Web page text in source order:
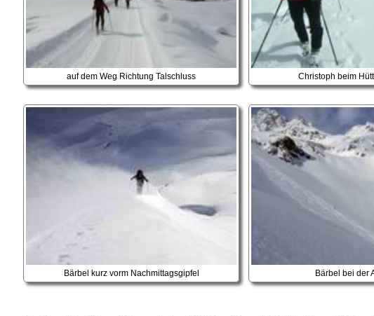
auf dem Weg Richtung Talschluss Christoph beim
Bärbel kurz vorm Nachmittagsgipfel Bärbel bei der